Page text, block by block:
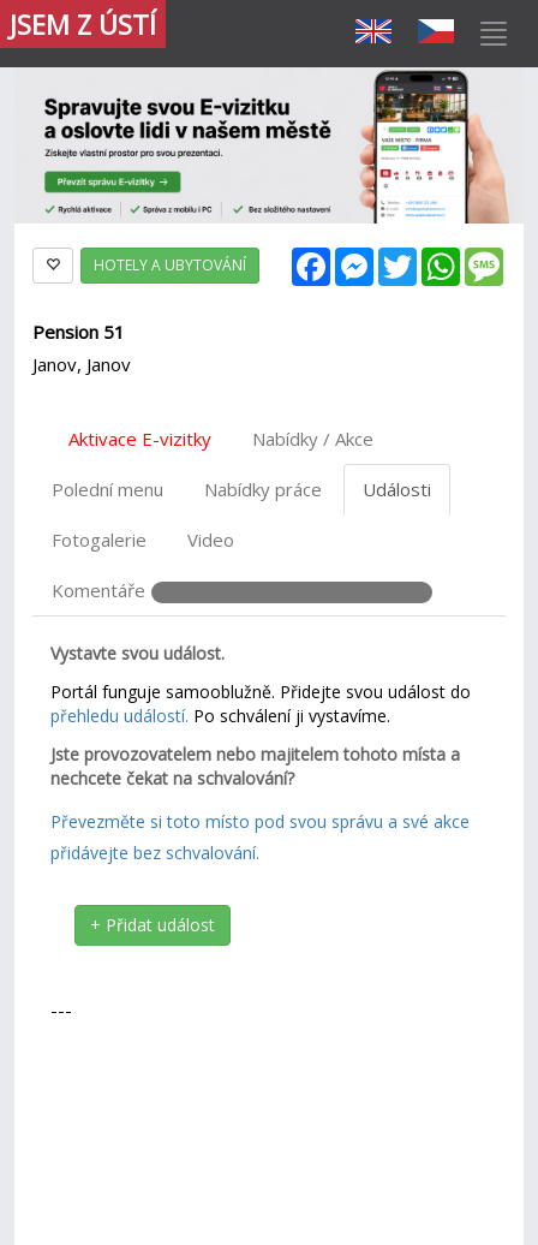
JSEM Z ÚSTÍ
FacebookMessenger
Twitter
HOTELY A UBYTOVÁNÍ
Pension 51
Janov, Janov
Aktivace E-vizitky Nabídky / Akce
Polední menu Nabídky práce Události
Fotogalerie Video
Komentáře
Vystavte svou událost.
Portál funguje samooblužně. Přidejte svou událost do
přehledu událostí. Po schválení ji vystavíme.
Jste provozovatelem nebo majitelem tohoto místa a
nechcete čekat na schvalování?
Převezměte si toto místo pod svou správu a své akce
přidávejte bez schvalování.
+ Přidat událost
---